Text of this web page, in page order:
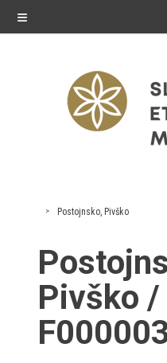
≡
razstave
Stalne razstave
Občasne razstave
Gostovanja
E-razstave
Postojnsko, Pivško
Pivško /